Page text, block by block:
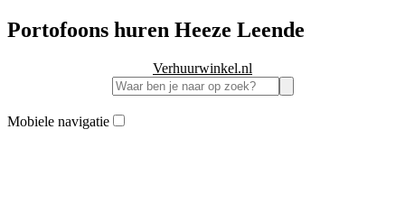
Portofoons huren Heeze Leende
Verhuurwinkel.nl
Mobiele navigatie